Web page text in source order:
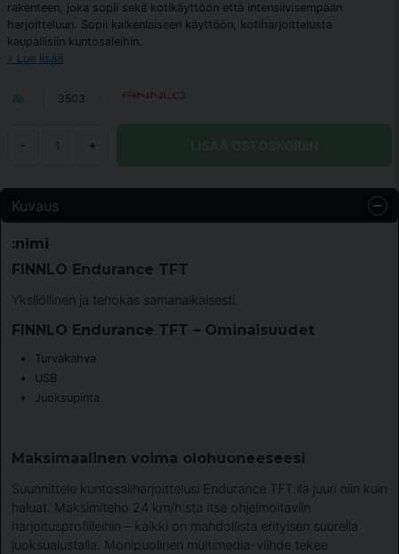
rakenteen, joka sopii sekä kotikäyttöön että intensiivisempään
harjoitteluun. Sopii kaikenlaiseen käyttöön, kotiharjoittelusta
kaupallisiin kuntosaleihin.
Lue lisää
3503
- +
Kuvaus
:nimi
FINNLO Endurance TFT
Yksilöllinen ja tehokas samanaikaisesti.
FINNLO Endurance TFT – Ominaisuudet
Turvakahva
USB
Juoksupinta
Maksimaalinen voima olohuoneeseesi
Suunnittele kuntosaliharjoittelusi Endurance TFT:llä juuri niin kuin
haluat. Maksimiteho 24 km/h:sta itse ohjelmoitaviin
harjoitusprofiileihin – kaikki on mahdollista erityisen suurella
juoksualustalla. Monipuolinen multimedia-viihde tekee